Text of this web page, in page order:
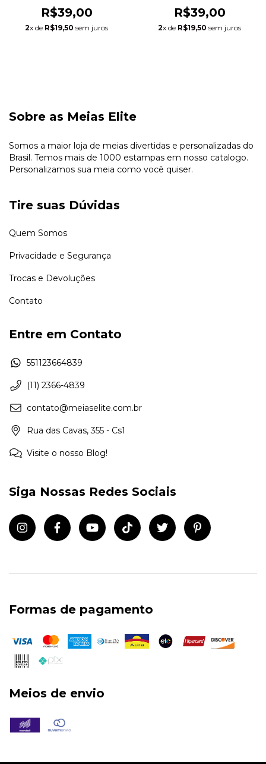
R$39,00
2x de R$19,50 sem juros
R$39,00
2x de R$19,50 sem juros
Sobre as Meias Elite
Somos a maior loja de meias divertidas e personalizadas do
Brasil. Temos mais de 1000 estampas em nosso catalogo.
Personalizamos sua meia como você quiser.
Tire suas Dúvidas
Quem Somos
Privacidade e Segurança
Trocas e Devoluções
Contato
Entre em Contato
551123664839
(11) 2366-4839
contato@meiaselite.com.br
Rua das Cavas, 355 - Cs1
Visite o nosso Blog!
Siga Nossas Redes Sociais
Formas de pagamento
Meios de envio